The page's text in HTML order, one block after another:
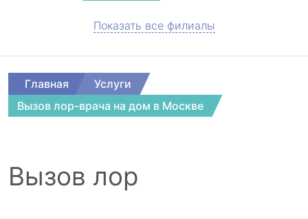
Показать все филиалы
Главная
Услуги
Вызов лор-врача на дом в Москве
Вызов лор